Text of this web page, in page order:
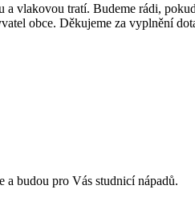
vlakovou tratí. Budeme rádi,
obce. Děkujeme za vyplnění
a budou pro Vás studnicí nápadů.